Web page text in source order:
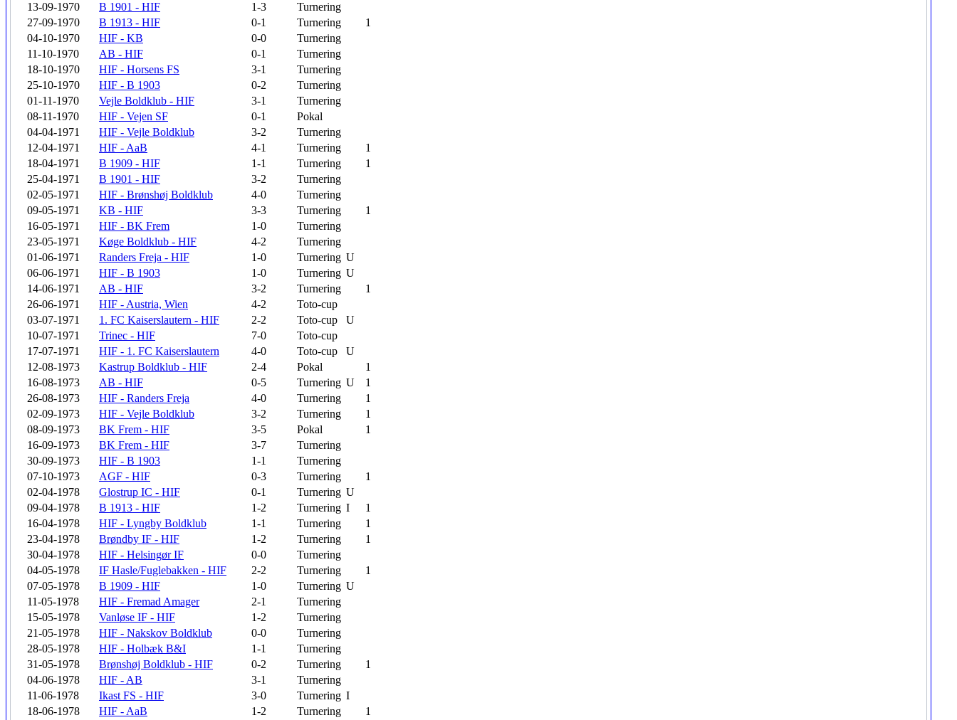
13-09-1970
B 1901 - HIF 1-3
Turnering
27-09-1970
B 1913 - HIF 0-1 Turnering
1
04-10-1970
HIF - KB 0-0
Turnering
11-10-1970
AB - HIF 0-1
Turnering
18-10-1970
HIF - Horsens FS 3-1
Turnering
25-10-1970
HIF - B 1903 0-2
Turnering
01-11-1970
Vejle Boldklub - HIF 3-1
Turnering
08-11-1970
HIF - Vejen SF 0-1
Pokal
04-04-1971
HIF - Vejle Boldklub 3-2
Turnering
12-04-1971
HIF - AaB 4-1 Turnering
1
18-04-1971
B 1909 - HIF 1-1 Turnering
1
25-04-1971
B 1901 - HIF 3-2
Turnering
02-05-1971
HIF - Brønshøj Boldklub 4-0
Turnering
09-05-1971
KB - HIF 3-3 Turnering
1
16-05-1971
HIF - BK Frem 1-0
Turnering
23-05-1971
Køge Boldklub - HIF 4-2
Turnering
01-06-1971
Randers Freja - HIF 1-0 Turnering U
06-06-1971
HIF - B 1903 1-0 Turnering U
14-06-1971
AB - HIF 3-2 Turnering
1
26-06-1971
HIF - Austria, Wien 4-2
Toto-cup
03-07-1971
1. FC Kaiserslautern - HIF 2-2 Toto-cup
U
10-07-1971
Trinec - HIF 7-0
Toto-cup
17-07-1971
HIF - 1. FC Kaiserslautern 4-0 Toto-cup
U
12-08-1973
Kastrup Boldklub - HIF 2-4 Pokal
1
16-08-1973
AB - HIF 0-5 Turnering U
1
26-08-1973
HIF - Randers Freja 4-0 Turnering
1
02-09-1973
HIF - Vejle Boldklub 3-2 Turnering
1
08-09-1973
BK Frem - HIF 3-5 Pokal
1
16-09-1973
BK Frem - HIF 3-7
Turnering
30-09-1973
HIF - B 1903 1-1
Turnering
07-10-1973
AGF - HIF 0-3 Turnering
1
02-04-1978
Glostrup IC - HIF 0-1 Turnering U
09-04-1978
B 1913 - HIF 1-2 Turnering I
1
16-04-1978
HIF - Lyngby Boldklub 1-1 Turnering
1
23-04-1978
Brøndby IF - HIF 1-2 Turnering
1
30-04-1978
HIF - Helsingør IF 0-0
Turnering
04-05-1978
IF Hasle/Fuglebakken - HIF 2-2 Turnering
1
07-05-1978
B 1909 - HIF 1-0 Turnering U
11-05-1978
HIF - Fremad Amager 2-1
Turnering
15-05-1978
Vanløse IF - HIF 1-2
Turnering
21-05-1978
HIF - Nakskov Boldklub 0-0
Turnering
28-05-1978
HIF - Holbæk B&I 1-1
Turnering
31-05-1978
Brønshøj Boldklub - HIF 0-2 Turnering
1
04-06-1978
HIF - AB 3-1
Turnering
11-06-1978
Ikast FS - HIF 3-0 Turnering I
18-06-1978
HIF - AaB 1-2 Turnering
1